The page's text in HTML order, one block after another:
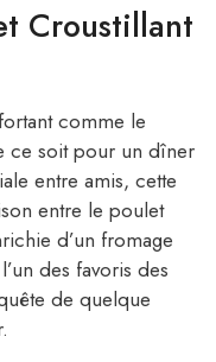
Croustillant
comme le
ce soit pour un dîner
entre amis, cette
entre le poulet
d’un fromage
des favoris des
de quelque